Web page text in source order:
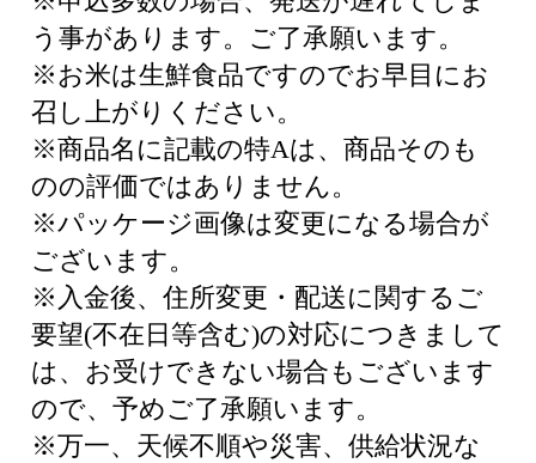
う事があります。ご了承願います。
※お米は生鮮食品ですのでお早目にお
召し上がりください。
※商品名に記載の特Aは、商品そのも
のの評価ではありません。
※パッケージ画像は変更になる場合が
ございます。
※入金後、住所変更・配送に関するご
要望(不在日等含む)の対応につきまして
は、お受けできない場合もございます
ので、予めご了承願います。
※万一、天候不順や災害、供給状況な